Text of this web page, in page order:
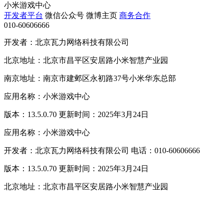
小米游戏中心
开发者平台 微信公众号 微博主页 商务合作
010-60606666
开发者：北京瓦力网络科技有限公司
北京地址：北京市昌平区安居路小米智慧产业园
南京地址：南京市建邺区永初路37号小米华东总部
应用名称：小米游戏中心
版本：13.5.0.70 更新时间：2025年3月24日
应用名称：小米游戏中心
开发者：北京瓦力网络科技有限公司 电话：010-60606666
版本：13.5.0.70 更新时间：2025年3月24日
北京地址：北京市昌平区安居路小米智慧产业园